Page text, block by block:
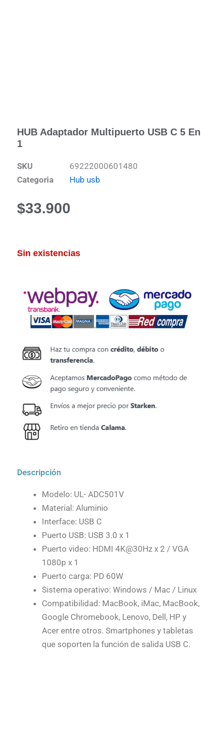
HUB Adaptador Multipuerto USB C 5 En
1
SKU
69222000601480
Categoria
Hub usb
$33.900
Sin existencias
Descripción
Modelo: UL- ADC501V
Material: Aluminio
Interface: USB C
Puerto USB: USB 3.0 x 1
Puerto video: HDMI 4K@30Hz x 2 / VGA
1080p x 1
Puerto carga: PD 60W
Sistema operativo: Windows / Mac / Linux
Compatibilidad: MacBook, iMac, MacBook,
Google Chromebook, Lenovo, Dell, HP y
Acer entre otros. Smartphones y tabletas
que soporten la función de salida USB C.